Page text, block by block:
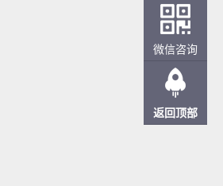
微信咨询
返回顶部